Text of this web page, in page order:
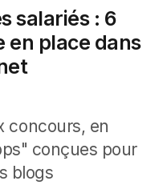
salariés : 6
en place dans
concours, en
conçues pour
blogs